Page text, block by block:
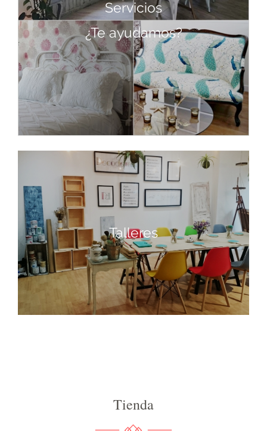
Servicios
¿Te ayudamos?
Talleres
Tienda